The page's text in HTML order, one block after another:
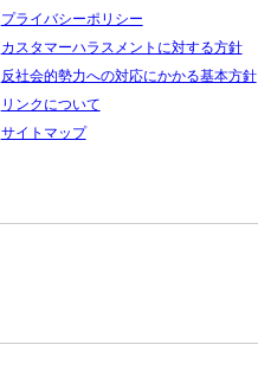
プライバシーポリシー
カスタマーハラスメントに対する方針
反社会的勢力への対応にかかる基本方針
リンクについて
サイトマップ